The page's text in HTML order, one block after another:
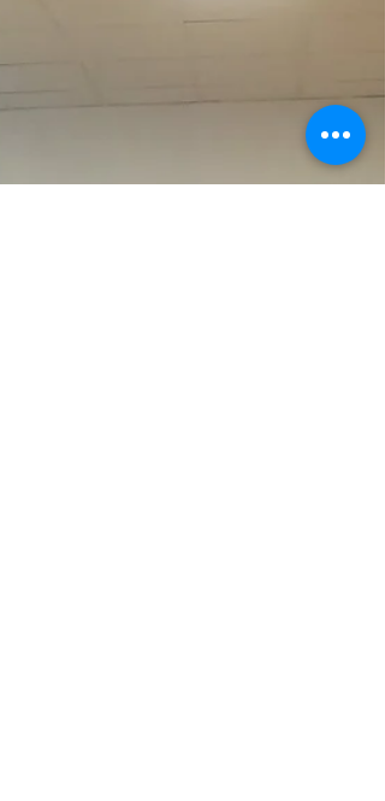
6ème édition (IP6) Khalil Abu Aref aux côtés